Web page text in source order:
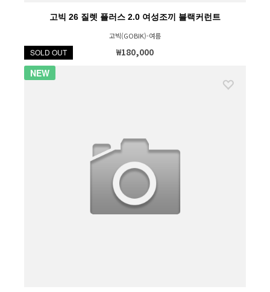
고빅 26 질렛 플러스 2.0 여성조끼 블랙커런트
고빅(GOBIK)-여름
₩180,000
SOLD OUT
NEW